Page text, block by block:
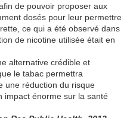
de pouvoir proposer aux
dosés pour leur permettre
ce qui a été observé dans
de nicotine utilisée était en
alternative crédible et
le tabac permettra
une réduction du risque
impact énorme sur la santé